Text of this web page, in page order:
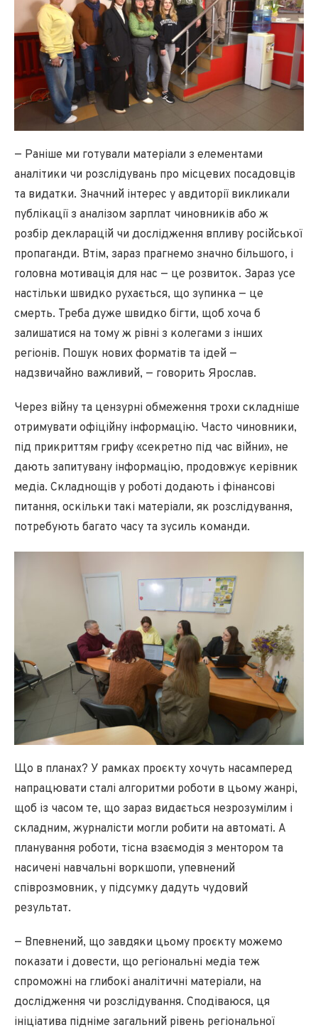
— Раніше ми готували матеріали з елементами
аналітики чи розслідувань про місцевих посадовців
та видатки. Значний інтерес у авдиторії викликали
публікації з аналізом зарплат чиновників або ж
розбір декларацій чи дослідження впливу російської
пропаганди. Втім, зараз прагнемо значно більшого, і
головна мотивація для нас — це розвиток. Зараз усе
настільки швидко рухається, що зупинка — це
смерть. Треба дуже швидко бігти, щоб хоча б
залишатися на тому ж рівні з колегами з інших
регіонів. Пошук нових форматів та ідей —
надзвичайно важливий, — говорить Ярослав.
Через війну та цензурні обмеження трохи складніше
отримувати офіційну інформацію. Часто чиновники,
під прикриттям грифу «секретно під час війни», не
дають запитувану інформацію, продовжує керівник
медіа. Складнощів у роботі додають і фінансові
питання, оскільки такі матеріали, як розслідування,
потребують багато часу та зусиль команди.
Що в планах? У рамках проєкту хочуть насамперед
напрацювати сталі алгоритми роботи в цьому жанрі,
щоб із часом те, що зараз видається незрозумілим і
складним, журналісти могли робити на автоматі. А
планування роботи, тісна взаємодія з ментором та
насичені навчальні воркшопи, упевнений
співрозмовник, у підсумку дадуть чудовий
результат.
— Впевнений, що завдяки цьому проєкту можемо
показати і довести, що регіональні медіа теж
спроможні на глибокі аналітичні матеріали, на
дослідження чи розслідування. Сподіваюся, ця
ініціатива підніме загальний рівень регіональної